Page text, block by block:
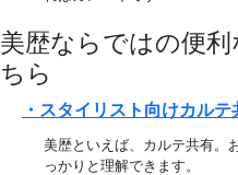
美歴ならではの便利
ちら
・スタイリスト向けカル
美歴といえば、カルテ共有。
っかりと理解できます。